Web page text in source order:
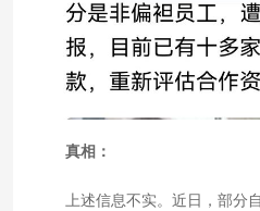
真相：
上述信息不实。近日，部分